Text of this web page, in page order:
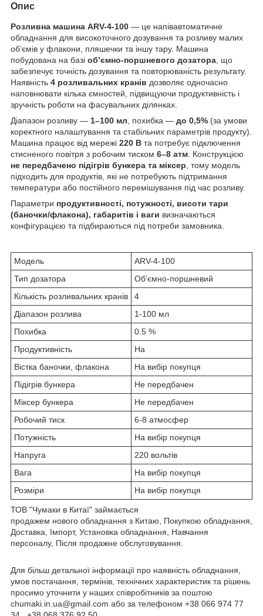
Опис
Розливна машина ARV-4-100 — це напівавтоматичне
обладнання для високоточного дозування та розливу малих
об’ємів у флакони, пляшечки та іншу тару. Машина
побудована на базі об’ємно-поршневого дозатора , що
забезпечує точність дозування та повторюваність результату.
Наявність 4 розливальних кранів дозволяє одночасно
наповнювати кілька ємностей, підвищуючи продуктивність і
зручність роботи на фасувальних ділянках.
Діапазон розливу — 1–100 мл , похибка — до 0,5% (за умови
коректного налаштування та стабільних параметрів продукту).
Машина працює від мережі 220 В та потребує підключення
стисненого повітря з робочим тиском 6–8 атм . Конструкцією
не передбачено підігрів бункера та міксер , тому модель
підходить для продуктів, які не потребують підтримання
температури або постійного перемішування під час розливу.
Параметри продуктивності, потужності, висоти тари
(баночки/флакона), габаритів і ваги визначаються
конфігурацією та підбираються під потреби замовника.
Модель
ARV-4-100
Тип дозатора
Об'ємно-поршневий
Кількість розливальних кранів
4
Діапазон розлива
1-100 мл
Похибка
0.5 %
Продуктивність
На
Вістка баночки, флакона
На вибір покупця
Підігрів бункера
Не передбачен
Міксер бункера
Не передбачен
Робочий тиск
6-8 атмосфер
Потужність
На вибір покупця
Напруга
220 вольтів
Вага
На вибір покупця
Розміри
На вибір покупця
ТОВ "Чумаки в Китаї" займається
продажем нового обладнання з Китаю, Покупкою обладнання,
Доставка, Імпорт, Установка обладнання, Навчання
персоналу, Після продажне обслуговування.
Для більш детальної інформації про наявність обладнання,
умов постачання, термінів, технічних характеристик та рішень
просимо уточнити у наших співробітників за поштою
chumaki.in.ua@gmail.com або за телефоном +38 066 974 77